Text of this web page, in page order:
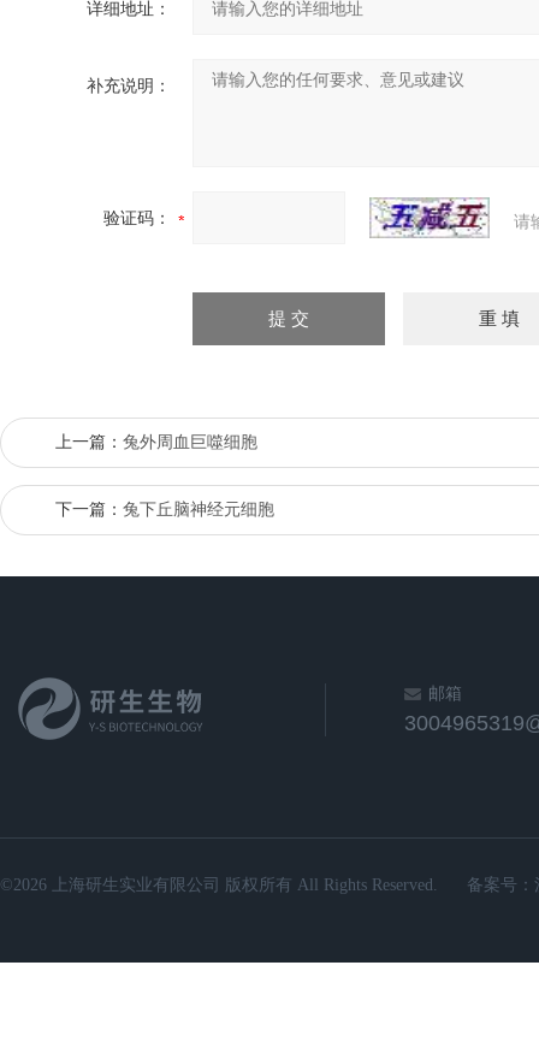
详细地址：
补充说明：
验证码： 请
上一篇： 兔外周血巨噬细胞
下一篇： 兔下丘脑神经元细胞
邮箱
©2026 上海研生实业有限公司 版权所有 All Rights Reserved. 备案号：